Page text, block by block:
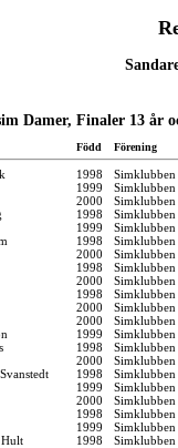
Damer, Finaler 13 år
Född Förening
1998
1999
Simklubben
2000
1998
1999
1998
2000
Simklubben
1998
2000
Simklubben
1998
Simklubben
2000
2000
1999
1998
2000
1998
1999
Simklubben
2000
1998
Simklubben
1999
Simklubben
Hult 1998 Simklubben